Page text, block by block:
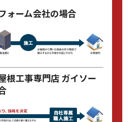
ォーム会社の場合
根工事専門店 ガイソー